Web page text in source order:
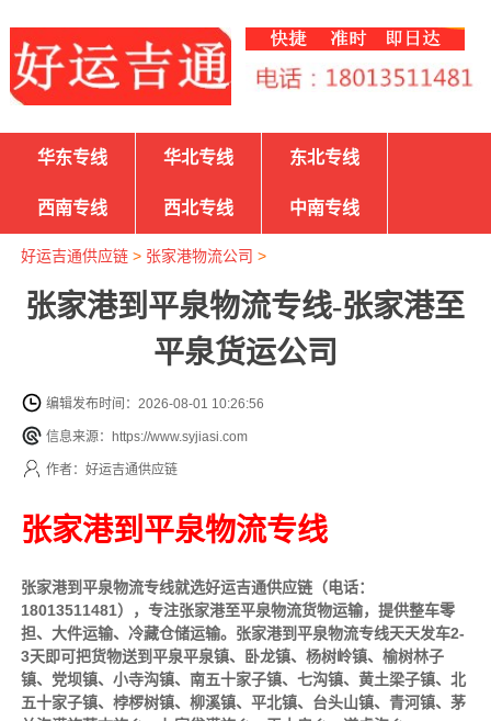
华东专线 华北专线 东北专线
西南专线 西北专线 中南专线
好运吉通供应链> 张家港物流公司 >
张家港到平泉物流专线-张家港至
平泉货运公司
编辑发布时间：2026-08-01 10:26:56
信息来源：https://www.syjiasi.com
作者：好运吉通供应链
张家港到平泉物流专线
张家港到平泉物流专线就选好运吉通供应链（电话：
18013511481），专注张家港至平泉物流货物运输，提供整车零
担、大件运输、冷藏仓储运输。张家港到平泉物流专线天天发车2-
3天即可把货物送到平泉平泉镇、卧龙镇、杨树岭镇、榆树林子
镇、党坝镇、小寺沟镇、南五十家子镇、七沟镇、黄土梁子镇、北
五十家子镇、桲椤树镇、柳溪镇、平北镇、台头山镇、青河镇、茅